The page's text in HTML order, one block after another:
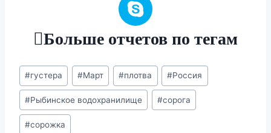
Больше отчетов по тегам
Метки
записи:
#густера #Март #плотва #Россия
#Рыбинское водохранилище #сорога
#сорожка